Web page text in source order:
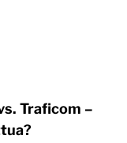
Traficom –